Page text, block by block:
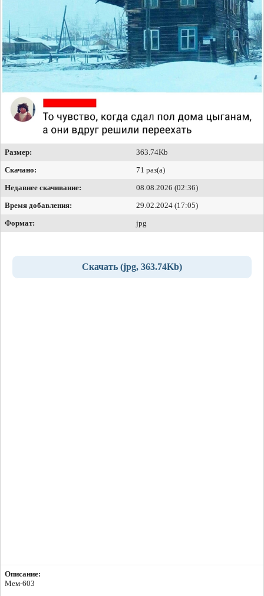
Размер:
363.74Kb
Скачано:
71 раз(а)
Недавнее скачивание:
08.08.2026 (02:36)
Время добавления:
29.02.2024 (17:05)
Формат:
jpg
Скачать (jpg, 363.74Kb)
Описание:
Мем-603